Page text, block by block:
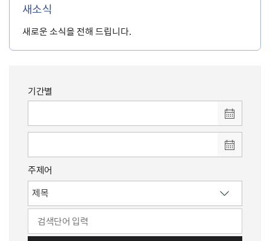
새소식
새로운 소식을 전해 드립니다.
기간별
주제어